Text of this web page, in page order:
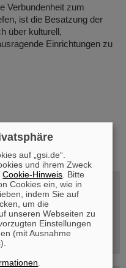
Verbundenheit zum
ist die Besatzung der
über kulturell,
Einrichtungen zu
auf „gsi.de“.
und ihrem Zweck
Cookie-Hinweis . Bitte
Cookies ein, wie in
indem Sie auf
um die
unseren Webseiten zu
Einstellungen
(mit Ausnahme